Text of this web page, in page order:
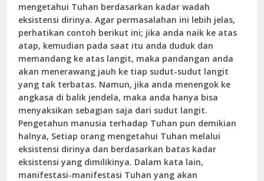
mengetahui Tuhan berdasarkan kadar wadah
eksistensi dirinya. Agar permasalahan ini lebih jelas,
perhatikan contoh berikut ini; jika anda naik ke atas
atap, kemudian pada saat itu anda duduk dan
memandang ke atas langit, maka pandangan anda
akan menerawang jauh ke tiap sudut-sudut langit
yang tak terbatas. Namun, jika anda menengok ke
angkasa di balik jendela, maka anda hanya bisa
menyaksikan sebagian saja dari sudut langit.
Pengetahun manusia terhadap Tuhan pun demikian
halnya, Setiap orang mengetahui Tuhan melalui
eksistensi dirinya dan berdasarkan batas kadar
eksistensi yang dimilikinya. Dalam kata lain,
manifestasi-manifestasi Tuhan yang akan